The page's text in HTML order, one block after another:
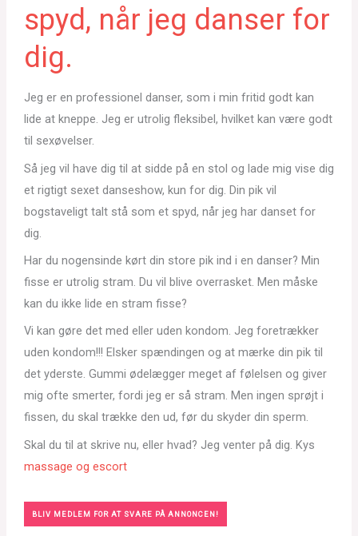
spyd, når jeg danser for
dig.
Jeg er en professionel danser, som i min fritid godt kan
lide at kneppe. Jeg er utrolig fleksibel, hvilket kan være godt
til sexøvelser.
Så jeg vil have dig til at sidde på en stol og lade mig vise dig
et rigtigt sexet danseshow, kun for dig. Din pik vil
bogstaveligt talt stå som et spyd, når jeg har danset for
dig.
Har du nogensinde kørt din store pik ind i en danser? Min
fisse er utrolig stram. Du vil blive overrasket. Men måske
kan du ikke lide en stram fisse?
Vi kan gøre det med eller uden kondom. Jeg foretrækker
uden kondom!!! Elsker spændingen og at mærke din pik til
det yderste. Gummi ødelægger meget af følelsen og giver
mig ofte smerter, fordi jeg er så stram. Men ingen sprøjt i
fissen, du skal trække den ud, før du skyder din sperm.
Skal du til at skrive nu, eller hvad? Jeg venter på dig. Kys
massage og escort
BLIV MEDLEM FOR AT SVARE PÅ ANNONCEN!